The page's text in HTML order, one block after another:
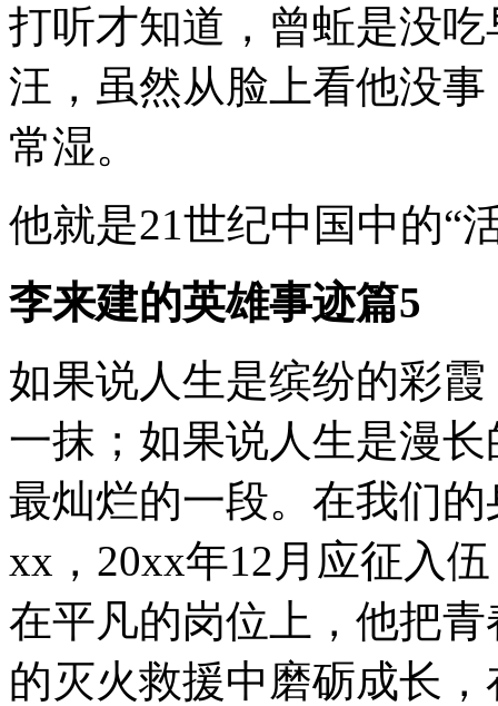
打听才知道，曾蚯是没
汪，虽然从脸上看他没
常湿。
他就是21世纪中国中的“
李来建的英雄事迹篇5
如果说人生是缤纷的彩
一抹；如果说人生是漫
最灿烂的一段。在我们
xx，20xx年12月应征入
在平凡的岗位上，他把
的灭火救援中磨砺成长